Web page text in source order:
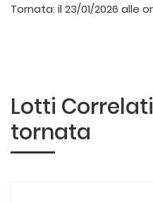
Tornata: il 23/01/2026 alle
Lotti
tornata